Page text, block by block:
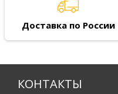
Доставка по России
КОНТАКТЫ